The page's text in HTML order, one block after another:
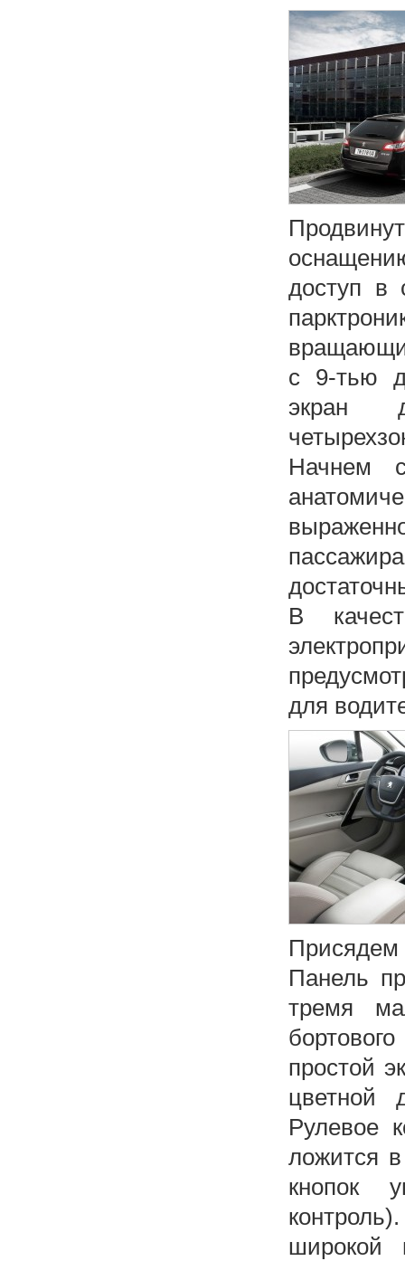
доступ в
с 9-тью
экран
Начнем
В
для
Панель
тремя
простой
цветной
Рулевое
ложится
кнопок
широкой